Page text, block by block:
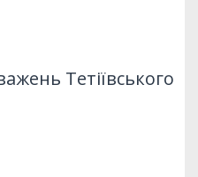
Тетіївського